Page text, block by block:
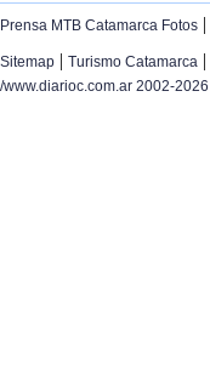
Prensa MTB Catamarca Fotos |
Sitemap | Turismo Catamarca |
/www.diarioc.com.ar 2002-2026